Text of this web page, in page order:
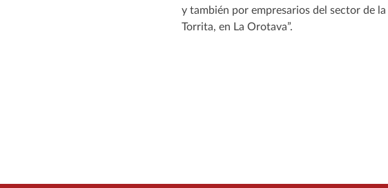
y también por empresarios del sector de
Torrita, en La Orotava”.